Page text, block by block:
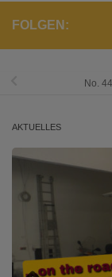
FOLGEN:
No.
AKTUELLES